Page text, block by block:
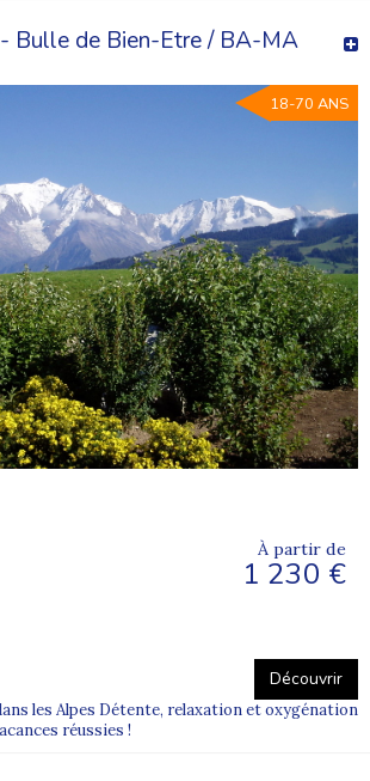
Bulle de Bien-Etre / BA-MA
18-70 ANS
À partir de
1 230 €
Découvrir
les Alpes Détente, relaxation et oxygénation
réussies !